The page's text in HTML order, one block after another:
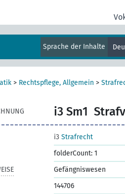
Sprache der Inhalte
> Rechtspflege, Allgemein >
i3 Sm1
i3 Strafrecht
folderCount: 1
Gefängniswesen
144706